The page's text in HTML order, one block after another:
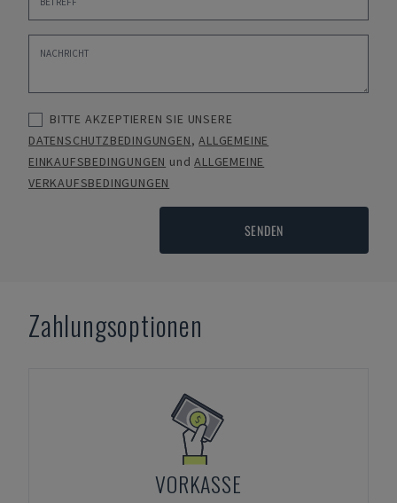
BITTE AKZEPTIEREN SIE UNSERE
DATENSCHUTZBEDINGUNGEN,ALLGEMEINE
EINKAUFSBEDINGUNGEN undALLGEMEINE
VERKAUFSBEDINGUNGEN
SENDEN
Zahlungsoptionen
VORKASSE